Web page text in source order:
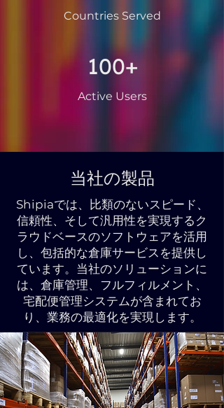
Countries Served
100+
Active Users
当社の製品
Shipiaでは、比類のないスピード、
信頼性、そして汎用性を実現するク
ラウドベースのソフトウェアを活用
し、包括的な倉庫サービスを提供し
ています。当社のソリューションに
は、倉庫管理、フルフィルメント、
宅配便管理システムが含まれてお
り、業務の最適化を実現します。